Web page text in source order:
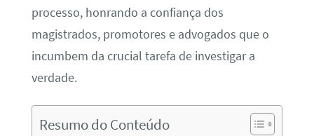
processo, honrando a confiança dos
magistrados, promotores e advogados que o
incumbem da crucial tarefa de investigar a
verdade.
Resumo do Conteúdo